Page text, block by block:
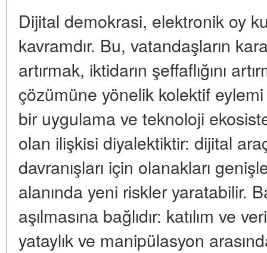
Dijital demokrasi, elektronik oy
kavramdır. Bu, vatandaşların
artırmak, iktidarın şeffaflığını
çözümüne yönelik kolektif
bir uygulama ve teknoloji
olan ilişkisi diyalektiktir: dijital
davranışları için olanakları
alanında yeni riskler yaratabilir.
aşılmasına bağlıdır: katılım ve
yataylık ve manipülasyon